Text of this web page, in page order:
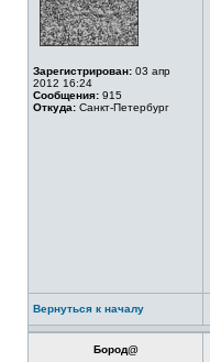
Зарегистрирован: 03 апр
2012 16:24
Сообщения: 915
Откуда: Санкт-Петербург
Вернуться к началу
Бород@